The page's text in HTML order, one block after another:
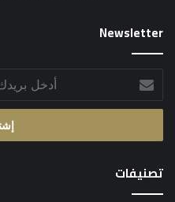
Newsletter
أدخل
بريدك
الإلكتروني
تصنيفات